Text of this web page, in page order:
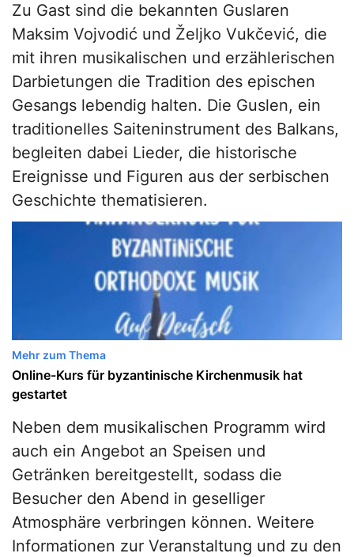
Zu Gast sind die bekannten Guslaren
Maksim Vojvodić und Željko Vukčević, die
mit ihren musikalischen und erzählerischen
Darbietungen die Tradition des epischen
Gesangs lebendig halten. Die Guslen, ein
traditionelles Saiteninstrument des Balkans,
begleiten dabei Lieder, die historische
Ereignisse und Figuren aus der serbischen
Geschichte thematisieren.
Mehr zum Thema
Online-Kurs für byzantinische Kirchenmusik hat
gestartet
Neben dem musikalischen Programm wird
auch ein Angebot an Speisen und
Getränken bereitgestellt, sodass die
Besucher den Abend in geselliger
Atmosphäre verbringen können. Weitere
Informationen zur Veranstaltung und zu den